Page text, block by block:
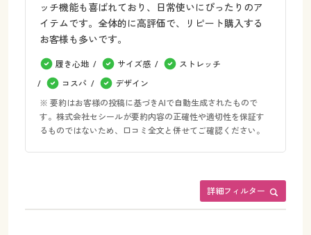
ッチ機能も喜ばれており、日常使いにぴったりのア
イテムです。全体的に高評価で、リピート購入する
お客様も多いです。
履き心地 サイズ感
ストレッチ
コスパ
デザイン
※ 要約はお客様の投稿に基づきAIで自動生成されたもので
す。株式会社セシールが要約内容の正確性や適切性を保証す
るものではないため、口コミ全文と併せてご確認ください。
詳細フィルター